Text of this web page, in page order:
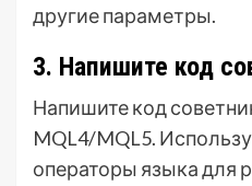
другие параметры.
3. Напишите код
Напишите код
MQL4/MQL5.
операторы языка для